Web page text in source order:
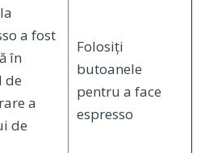
a fost
în
de
a
de
Folosiți
butoanele
pentru a face
espresso